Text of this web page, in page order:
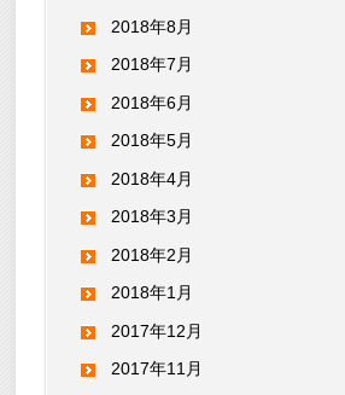
2018年8月
2018年7月
2018年6月
2018年5月
2018年4月
2018年3月
2018年2月
2018年1月
2017年12月
2017年11月